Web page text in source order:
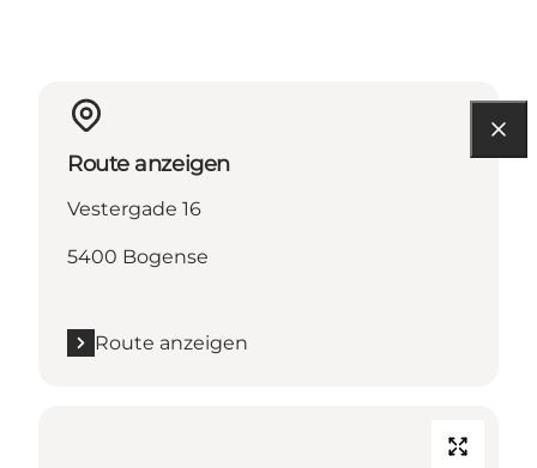
Route anzeigen
Vestergade 16
5400 Bogense
Route anzeigen